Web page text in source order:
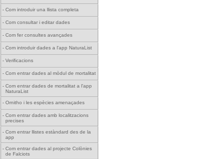
- Com introduir una llista completa
- Com consultar i editar dades
- Com fer consultes avançades
- Com introduir dades a l'app NaturaList
- Verificacions
- Com entrar dades al mòdul de mortalitat
- Com entrar dades de mortalitat a l'app
NaturaList
- Ornitho i les espècies amenaçades
- Com entrar dades amb localitzacions
precises
- Com entrar llistes estàndard des de la
app
- Com entrar dades al projecte Colònies
de Falciots